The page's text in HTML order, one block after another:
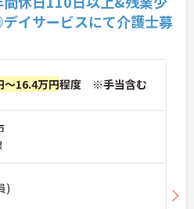
イサービスにて介護士募
～16.4万円程度 ※手当含む
)